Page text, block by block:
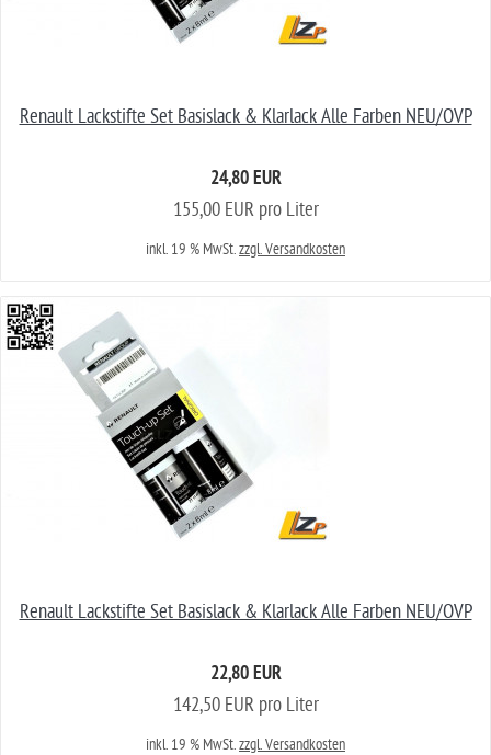
Renault Lackstifte Set Basislack & Klarlack Alle Farben NEU/OVP
24,80 EUR
155,00 EUR pro Liter
inkl. 19 % MwSt.zzgl. Versandkosten
Renault Lackstifte Set Basislack & Klarlack Alle Farben NEU/OVP
22,80 EUR
142,50 EUR pro Liter
inkl. 19 % MwSt.zzgl. Versandkosten